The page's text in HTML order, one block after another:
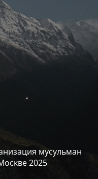
мусульман
2025